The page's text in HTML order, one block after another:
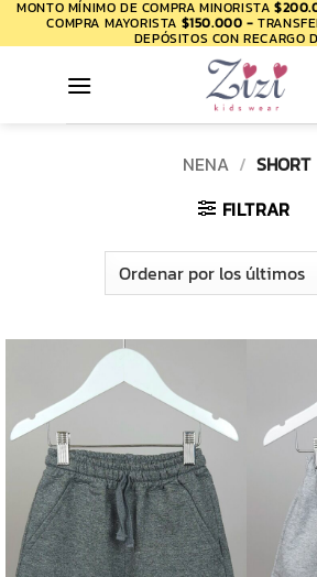
Saltar
al
MONTO MÍNIMO DE COMPRA MINORISTA
COMPRA MAYORISTA $150.000 -
DEPÓSITOS CON RECARGO
NENA / SHORT
FILTRAR